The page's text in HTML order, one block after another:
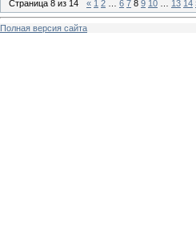
Страница 8 из 14 « 1 2 6 7 8 9 10 13 14
Полная версия сайта